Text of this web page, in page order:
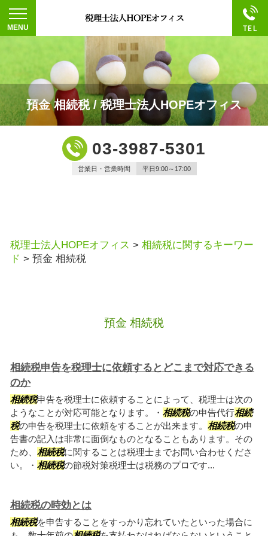
預金 相続税 / 税理士法人HOPEオフィス
03-3987-5301
営業日・営業時間 平日9:00～17:00
税理士法人HOPEオフィス > 相続税に関するキーワー
ド > 預金 相続税
預金 相続税
相続税申告を税理士に依頼するとどこまで対応できる
のか
相続税申告を税理士に依頼することによって、税理士は次の
ようなことが対応可能となります。・ 相続税の申告代行相続
税の申告を税理士に依頼をすることが出来ます。 相続税の申
告書の記入は非常に面倒なものとなることもあります。その
ため、 相続税に関することは税理士までお問い合わせくださ
い。・ 相続税の節税対策税理士は税務のプロです...
相続税の時効とは
相続税を申告することをすっかり忘れていたといった場合に